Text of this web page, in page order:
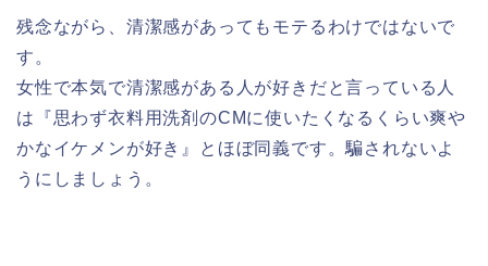
残念ながら、清潔感があってもモテるわけではないで
す。
女性で本気で清潔感がある人が好きだと言っている人
は
『思わず衣料用洗剤のCMに使いたくなるくらい爽や
かなイケメンが好き』とほぼ同義です。騙されないよ
うにしましょう。